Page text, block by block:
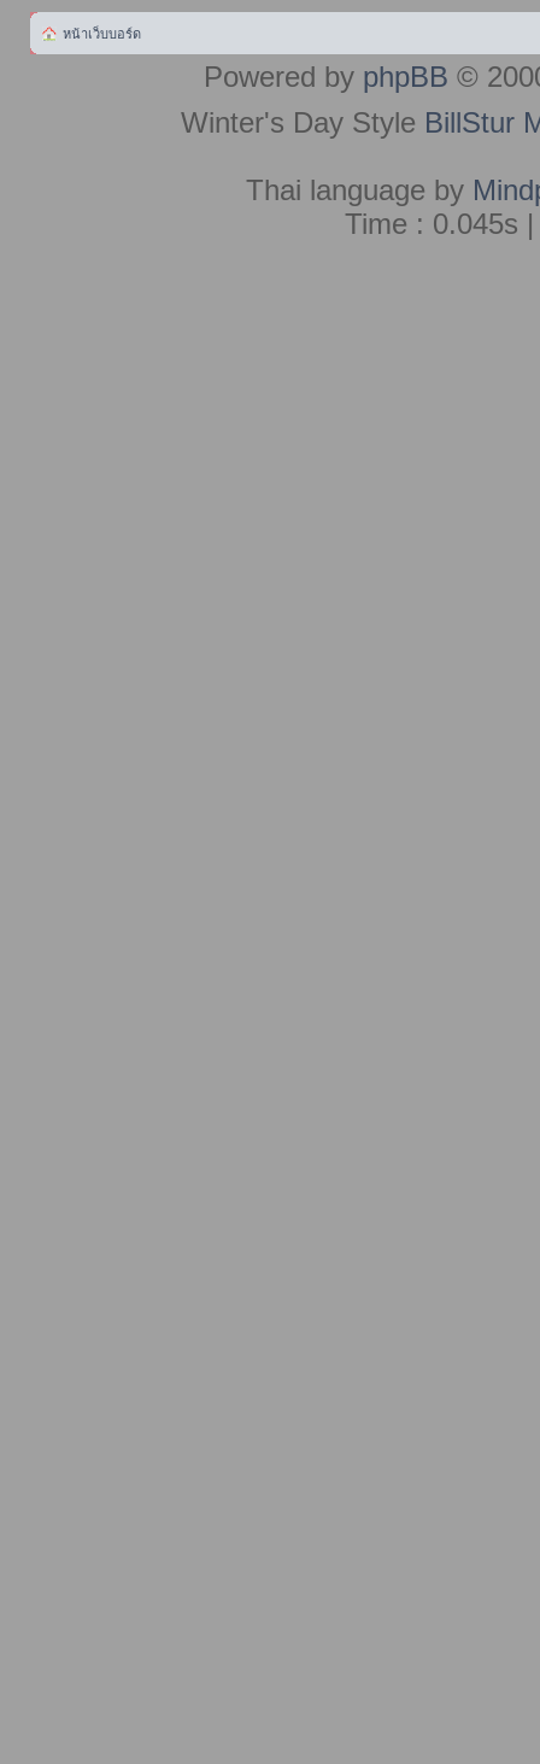
หน้าเว็บบอร์ด
Powered by phpBB ©
Winter's Day Style BillStur
Thai language by
Time : 0.045s